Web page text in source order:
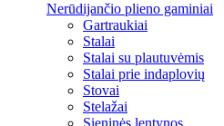
Nerūdijančio plieno gaminiai
Gartraukiai
Stalai
Stalai su plautuvėmis
Stalai prie indaplovių
Stovai
Stelažai
Sieninės lentynos